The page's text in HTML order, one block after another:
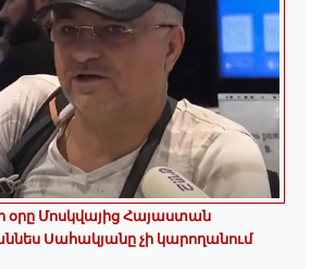
օրը Մոսկվայից Հայաստան
Սահակյանը չի կարողանում